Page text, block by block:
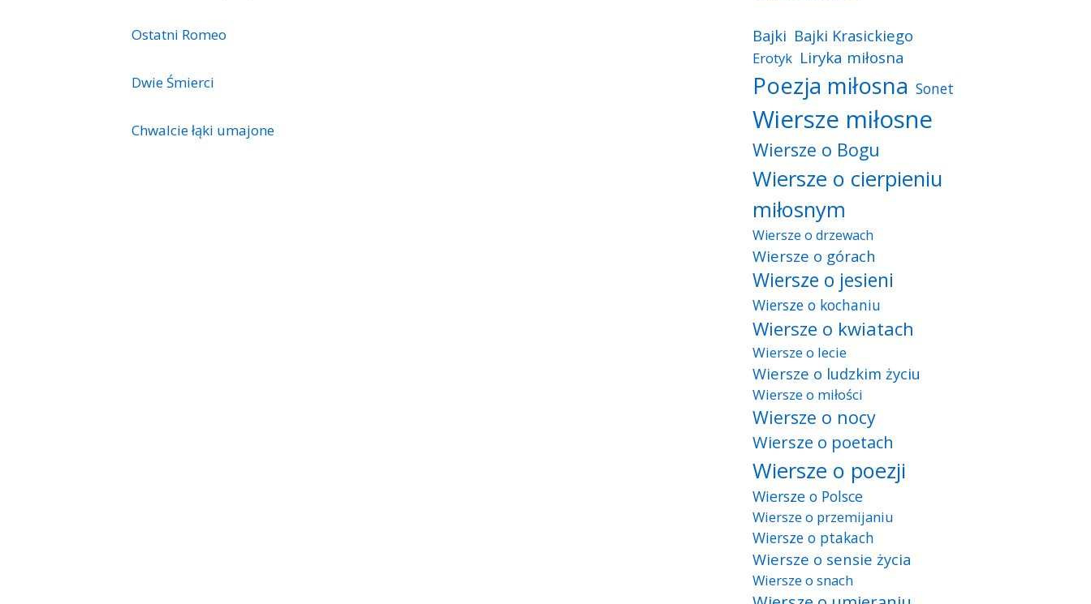
Ostatni Romeo
Dwie Śmierci
Chwalcie łąki umajone
Bajki Bajki Krasickiego
Erotyk Liryka miłosna
Poezja miłosna Sonet
Wiersze miłosne
Wiersze o Bogu
Wiersze o cierpieniu
miłosnym
Wiersze o drzewach
Wiersze o górach
Wiersze o jesieni
Wiersze o kochaniu
Wiersze o kwiatach
Wiersze o lecie
Wiersze o ludzkim życiu
Wiersze o miłości
Wiersze o nocy
Wiersze o poetach
Wiersze o poezji
Wiersze o Polsce
Wiersze o przemijaniu
Wiersze o ptakach
Wiersze o sensie życia
Wiersze o snach